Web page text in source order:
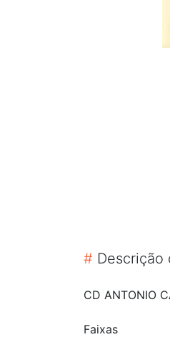
# Descrição
CD ANTONIO
Faixas